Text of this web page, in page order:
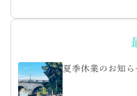
夏季休業のお知